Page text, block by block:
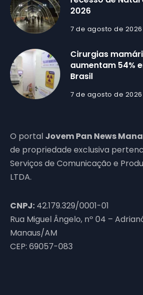
2026
7 de agosto de 2026
Cirurgias
aumentam 54%
Brasil
7 de agosto de 2026
O portal Jovem Pan News
de propriedade exclusiva
Serviços de Comunicação e
LTDA.
CNPJ: 42.179.329/0001-01
Rua Miguel Ângelo, nº 04 –
Manaus/AM
CEP: 69057-083